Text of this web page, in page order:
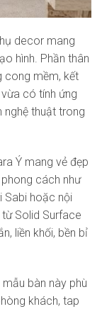
decor mang
hình. Phần thân
cong mềm, kết
có tính ứng
nghệ thuật trong
Ý mang vẻ đẹp
cách như
Sabi hoặc nội
Solid Surface
liền khối, bền bỉ
bàn này phù
khách, tap